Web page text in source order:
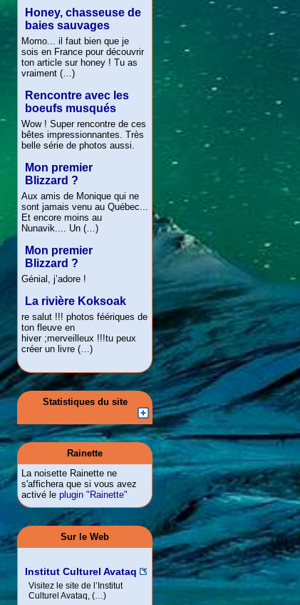
Honey, chasseuse de
baies sauvages
Momo... il faut bien que je
sois en France pour découvrir
ton article sur honey ! Tu as
vraiment (…)
Rencontre avec les
boeufs musqués
Wow ! Super rencontre de ces
bêtes impressionnantes. Très
belle série de photos aussi.
Mon premier
Blizzard ?
Aux amis de Monique qui ne
sont jamais venu au Québec...
Et encore moins au
Nunavik.... Un (…)
Mon premier
Blizzard ?
Génial, j’adore !
La rivière Koksoak
re salut !!! photos féériques de
ton fleuve en
hiver ;merveilleux !!!tu peux
créer un livre (…)
Statistiques du site
Rainette
La noisette Rainette ne
s'affichera que si vous avez
activé le plugin "Rainette"
Sur le Web
Institut Culturel Avataq
Visitez le site de l’Institut
Culturel Avataq, (…)